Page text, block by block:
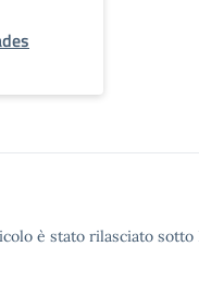
è stato rilasciato